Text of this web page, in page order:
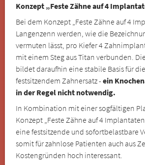
Konzept „Feste Zähne auf 4
Bei dem Konzept „Feste Zähne auf 4
Langenzenn werden, wie die
vermuten lässt, pro Kiefer 4
mit einem Steg aus Titan verbunden.
bildet daraufhin eine stabile Basis für
festsitzendem Zahnersatz -ein
in der Regel nicht notwendig.
In Kombination mit einer sogfältigen
Konzept „Feste Zähne auf 4
eine festsitzende und sofortbelastbare
somit für zahnlose Patienten auch aus
Kostengründen hoch interessant.